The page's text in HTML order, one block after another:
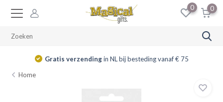
0 0
Gratis verzendingin NL bij besteding vanaf € 75
Home